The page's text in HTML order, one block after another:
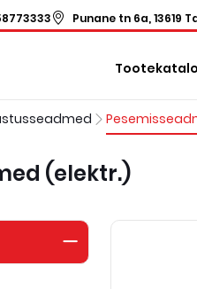
Punane tn 6a, 13619
(elektr.)